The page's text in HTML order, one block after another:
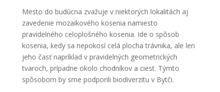
Mesto do budúcna zvažuje v niektorých lokalitách aj
zavedenie mozaikového kosenia namiesto
pravidelného celoplošného kosenia. Ide o spôsob
kosenia, kedy sa nepokosí celá plocha trávnika, ale len
jeho časť napríklad v pravidelných geometrických
tvaroch, prípadne okolo chodníkov a ciest. Týmto
spôsobom by sme podporili biodiverzitu v Bytči.